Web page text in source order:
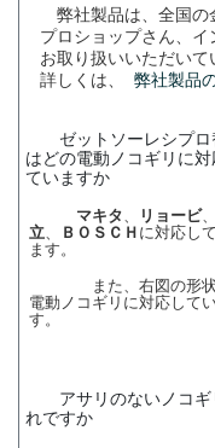
弊社製品は、全国の
プロショップさん、
お取り扱いいただいて
詳しくは、 弊社製品
ゼットソーレシプロ
はどの電動ノコギリに対
ていますか
マキタ、 リョービ、
立、 ＢＯＳＣＨ に対応し
ます。
また、右図の形状
電動ノコギリに対応して
す。
アサリのないノコ
れですか